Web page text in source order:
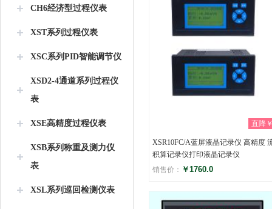
CH6经济型过程仪表
XST系列过程仪表
XSC系列PID智能调节仪
XSD2-4通道系列过程仪
表
XSE高精度过程仪表
XSB系列称重及测力仪
表
XSL系列巡回检测仪表
直降
XSR10FC/A蓝屏液晶记录仪 高精度
积算记录仪打印液晶记录仪
销售价： ￥1760.0
评分
(0)